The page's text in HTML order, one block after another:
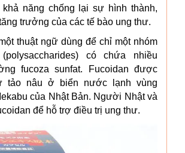
khả năng chống lại sự hình thành,
trưởng của các tế bào ung thư.
thuật ngữ dùng để chỉ một nhóm
(polysaccharides) có chứa nhiều
fucoza sunfat. Fucoidan được
tảo nâu ở biển nước lạnh vùng
của Nhật Bản. Người Nhật và
để hỗ trợ điều trị ung thư.